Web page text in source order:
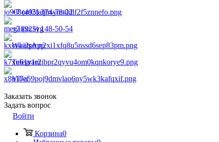
+7 (495) 374-78-22
+7 (925) 148-50-54
WhatsApp
Telegram
Viber
Заказать звонок
Задать вопрос
Войти
Корзина0